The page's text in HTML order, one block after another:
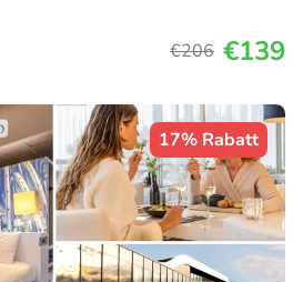
€206 €139
17% Rabatt